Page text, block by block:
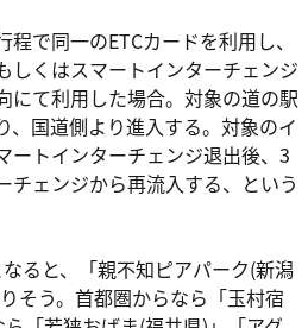
で同一のETCカードを利用し、
しくはスマートインターチェンジ
にて利用した場合。対象の道の駅
、国道側より進入する。対象のイ
ートインターチェンジ退出後、3
チェンジから再流入する、という
ると、「親不知ピアパーク(新潟
そう。首都圏からなら「玉村宿